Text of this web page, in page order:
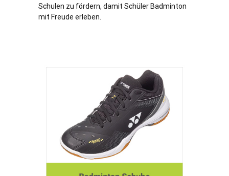
Schulen zu fördern, damit Schüler Badminton
mit Freude erleben.